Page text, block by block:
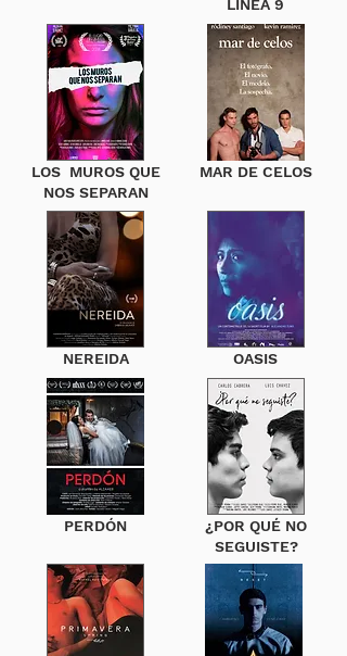
LÍNEA 9
LOS MUROS QUE
NOS SEPARAN
MAR DE CELOS
NEREIDA OASIS
PERDÓN
¿POR QUÉ NO
SEGUISTE?